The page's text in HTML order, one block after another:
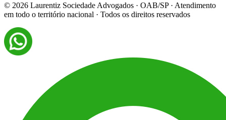
© 2026 Laurentiz Sociedade Advogados · OAB/SP · Atendimento
em todo o território nacional · Todos os direitos reservados